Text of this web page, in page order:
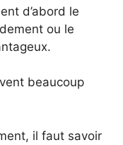
d’abord le
ou le
beaucoup
il faut savoir